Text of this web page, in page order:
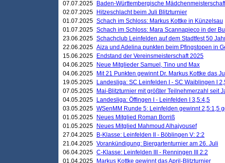
07.07.2025
Baden-Württembergische Mädchenmeisterschaft
02.07.2025
Hitzeschlacht beim Juli Blitzturnier
01.07.2025 Schach im Schloss: Markus Kottke in Künzelsau
01.07.2025 Schach im Schloss: Mara Scannapieco in der
23.06.2025 Schachclub Leinfelden auf dem Stadtfest 50
22.06.2025 Aiza und Adelina punkten beim Pfingstopen in
15.06.2025
Endstand der Vereinsmeisterschaft 2025
04.06.2025
Neue Mitglieder Samuel, Tino und Max
04.06.2025
Mit 21 Punkten gewinnt Dr. Markus Kottke das
19.05.2025
Landesliga: SC Leinfelden I - SC Waiblingen I
07.05.2025
Mai-Blitzturnier mit größter Teilnehmerzahl seit
04.05.2025
Landesliga: Öffingen I - Leinfelden I 3,5:4,5
03.05.2025 WSenMM Runde 5: Leinfelden gewinnt 2,5:1,5
01.05.2025
Neues Mitglied Roman Borriß
01.05.2025
Neues Mitglied Mahmoud Alhajyousef
27.04.2025
B-Klasse: Leinfelden II - Böblingen V: 2:2
21.04.2025 Vorankündigung: Biergartenturnier am 26. Juli
06.04.2025 C-Klasse: Leinfelden III - Renningen III 2:2
01.04.2025
Markus Kottke gewinnt das April-Blitzturnier